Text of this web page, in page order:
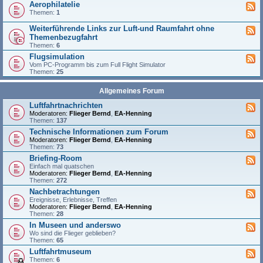
Aerophilatelie
Themen: 1
Weiterführende Links zur Luft-und Raumfahrt ohne
Themenbezugfahrt
Themen: 6
Flugsimulation
Vom PC-Programm bis zum Full Flight Simulator
Themen: 25
Allgemeines Forum
Luftfahrtnachrichten
Moderatoren: Flieger Bernd EA-Henning
Themen: 137
Technische Informationen zum Forum
Moderatoren: Flieger Bernd EA-Henning
Themen: 73
Briefing-Room
Einfach mal quatschen
Moderatoren: Flieger Bernd EA-Henning
Themen: 272
Nachbetrachtungen
Ereignisse, Erlebnisse, Treffen
Moderatoren: Flieger Bernd EA-Henning
Themen: 28
In Museen und anderswo
Wo sind die Flieger geblieben?
Themen: 65
Luftfahrtmuseum
Themen: 6